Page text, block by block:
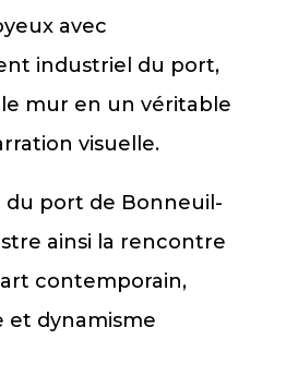
avec
industriel du port,
mur en un véritable
visuelle.
du port de Bonneuil-
ainsi la rencontre
contemporain,
et dynamisme